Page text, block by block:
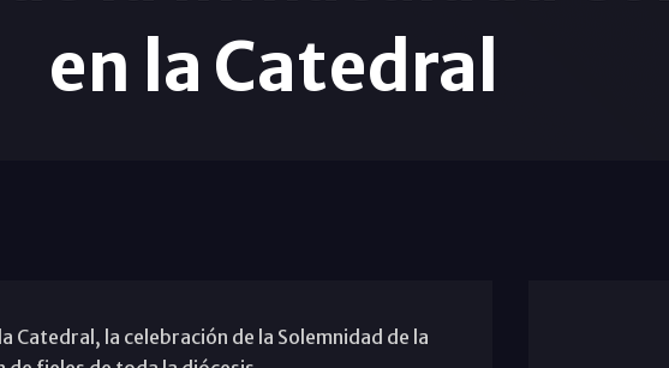
en la Catedral
Catedral, la celebración de la Solemnidad de la